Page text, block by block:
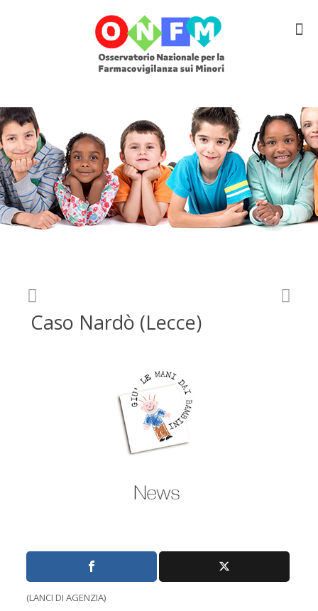
Caso Nardò (Lecce)
(LANCI DI AGENZIA)